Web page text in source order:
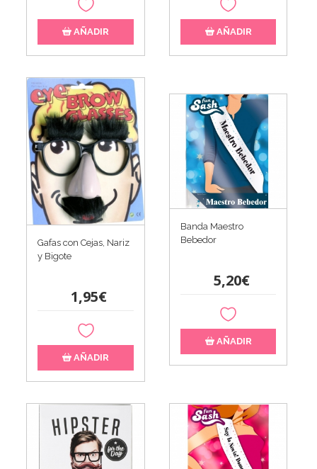
AÑADIR AÑADIR
Gafas con Cejas, Nariz
y Bigote
1,95€
AÑADIR
Banda Maestro
Bebedor
5,20€
AÑADIR